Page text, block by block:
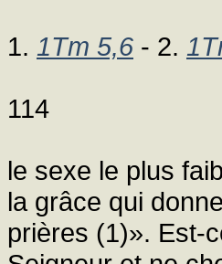
1. 1Tm 5,6 - 2.
114
le sexe le plus
la grâce qui
prières (1)». Est-